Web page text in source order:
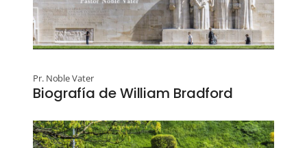
Pr. Noble Vater
Biografía de William Bradford